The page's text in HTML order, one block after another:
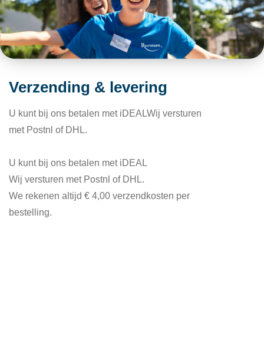
Verzending & levering
U kunt bij ons betalen met iDEALWij versturen
met Postnl of DHL.
U kunt bij ons betalen met iDEAL
Wij versturen met Postnl of DHL.
We rekenen altijd € 4,00 verzendkosten per
bestelling.